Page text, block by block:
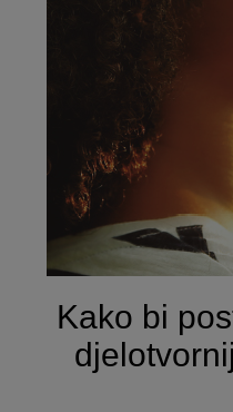
Kako bi